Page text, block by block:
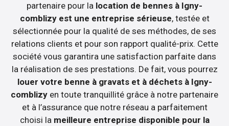
partenaire pour la location de bennes à Igny-
comblizy est une entreprise sérieuse, testée et
sélectionnée pour la qualité de ses méthodes, de ses
relations clients et pour son rapport qualité-prix. Cette
société vous garantira une satisfaction parfaite dans
la réalisation de ses prestations. De fait, vous pourrez
louer votre benne à gravats et à déchets à Igny-
comblizy en toute tranquillité grâce à notre partenaire
et à l’assurance que notre réseau a parfaitement
choisi la meilleure entreprise disponible pour la